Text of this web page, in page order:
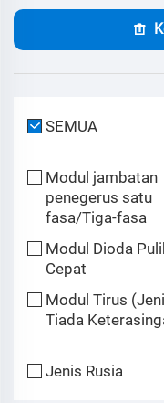
SEMUA
Modul jambatan
penegerus satu
fasa/Tiga-fasa
Modul Dioda
Cepat
Modul Tirus
Tiada
Jenis Rusia